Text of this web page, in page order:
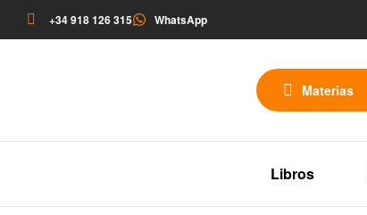
+34 918 126 315 WhatsApp
Materias
Libros